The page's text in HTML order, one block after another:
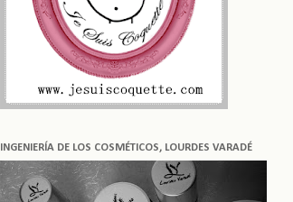
INGENIERÍA DE LOS COSMÉTICOS, LOURDES VARADÉ